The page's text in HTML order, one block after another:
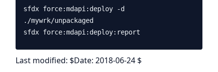
sfdx force:mdapi:deploy -d
./mywrk/unpackaged
Last modified: $Date: 2018-06-24 $